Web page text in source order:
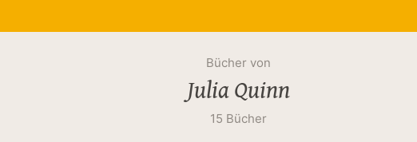
Bücher von
Julia Quinn
15 Bücher